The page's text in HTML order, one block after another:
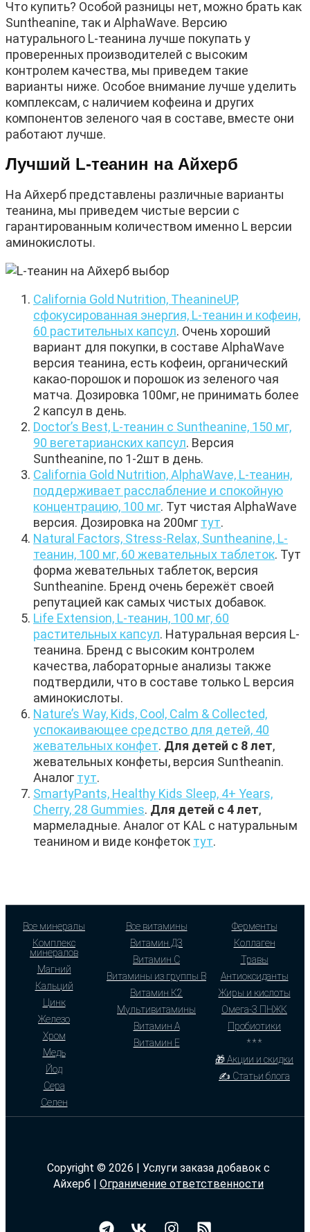
Что купить? Особой разницы нет, можно брать как
Suntheanine, так и AlphaWave. Версию
натурального L-теанина лучше покупать у
проверенных производителей с высоким
контролем качества, мы приведем такие
варианты ниже. Особое внимание лучше уделить
комплексам, с наличием кофеина и других
компонентов зеленого чая в составе, вместе они
работают лучше.
Лучший L-теанин на Айхерб
На Айхерб представлены различные варианты
теанина, мы приведем чистые версии с
гарантированным количеством именно L версии
аминокислоты.
California Gold Nutrition, TheanineUP,
сфокусированная энергия, L-теанин и кофеин,
60 растительных капсул. Очень хороший
вариант для покупки, в составе AlphaWave
версия теанина, есть кофеин, органический
какао-порошок и порошок из зеленого чая
матча. Дозировка 100мг, не принимать более
2 капсул в день.
Doctor’s Best, L-теанин с Suntheanine, 150 мг,
90 вегетарианских капсул. Версия
Suntheanine, по 1-2шт в день.
California Gold Nutrition, AlphaWave, L-теанин,
поддерживает расслабление и спокойную
концентрацию, 100 мг. Тут чистая AlphaWave
версия. Дозировка на 200мг тут.
Natural Factors, Stress-Relax, Suntheanine, L-
теанин, 100 мг, 60 жевательных таблеток. Тут
форма жевательных таблеток, версия
Suntheanine. Бренд очень бережёт своей
репутацией как самых чистых добавок.
Life Extension, L-теанин, 100 мг, 60
растительных капсул. Натуральная версия L-
теанина. Бренд с высоким контролем
качества, лабораторные анализы также
подтвердили, что в составе только L версия
аминокислоты.
Nature’s Way, Kids, Cool, Calm & Collected,
успокаивающее средство для детей, 40
жевательных конфет. Для детей с 8 лет,
жевательных конфеты, версия Suntheanin.
Аналог тут.
SmartyPants, Healthy Kids Sleep, 4+ Years,
Cherry, 28 Gummies. Для детей с 4 лет,
мармеладные. Аналог от KAL c натуральным
теанином и виде конфеток тут.
Все минералы
Комплекс
минералов
Магний
Кальций
Цинк
Железо
Хром
Медь
Йод
Сера
Селен
Все витамины
Витамин Д3
Витамин С
Витамины из группы В
Витамин К2
Мультивитамины
Витамин А
Витамин Е
Ферменты
Коллаген
Травы
Антиоксиданты
Жиры и кислоты
Омега-3 ПНЖК
Пробиотики
* * *
🎁 Акции и скидки
✍ Статьи блога
Copyright © 2026 | Услуги заказа добавок с
Айхерб | Ограничение ответственности